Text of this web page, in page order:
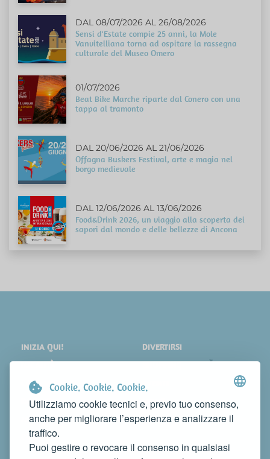
Cookie. Cookie. Cookie.
Utilizziamo cookie tecnici e, previo tuo consenso,
anche per migliorare l’esperienza e analizzare il
traffico.
Puoi gestire o revocare il consenso in qualsiasi
DAL 08/07/2026 AL 26/08/2026
Sensi d'Estate compie 25 anni, la Mole
Vanvitelliana torna ad ospitare la rassegna
culturale del Museo Omero
01/07/2026
Beat Bike Marche riparte dal Conero con una
tappa al tramonto
DAL 20/06/2026 AL 21/06/2026
Offagna Buskers Festival, arte e magia nel
borgo medievale
DAL 12/06/2026 AL 13/06/2026
Food&Drink 2026, un viaggio alla scoperta dei
sapori dal mondo e delle bellezze di Ancona
INIZIA QUI!
COSA VEDERE
DORMIRE
MANGIARE
DIVERTIRSI
EVENTI
NEWS
WEB TV
CONTATTI
FAI CONOSCERE LA TUA ATTIVITÀ